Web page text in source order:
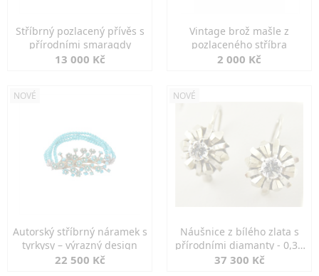
Stříbrný pozlacený přívěs s
přírodními smaragdy
13 000 Kč
Vintage brož mašle z
pozlaceného stříbra
2 000 Kč
NOVÉ
Autorský stříbrný náramek s
tyrkysy – výrazný design
22 500 Kč
NOVÉ
Náušnice z bílého zlata s
přírodními diamanty - 0,30
ct
37 300 Kč